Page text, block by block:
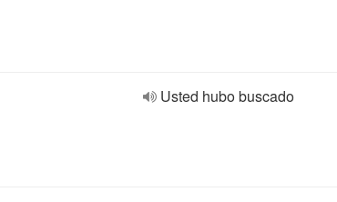
Usted hubo buscado